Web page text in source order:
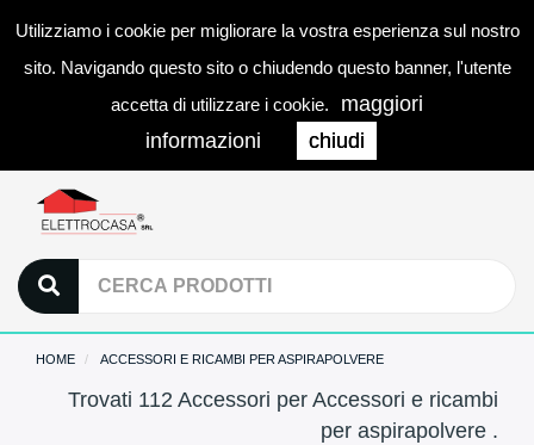
Utilizziamo i cookie per migliorare la vostra esperienza sul nostro
sito. Navigando questo sito o chiudendo questo banner, l'utente
accetta di utilizzare i cookie.
maggiori
informazioni
chiudi
0
HOME ACCESSORI E RICAMBI PER ASPIRAPOLVERE
Trovati 112 Accessori per Accessori e ricambi
per aspirapolvere .